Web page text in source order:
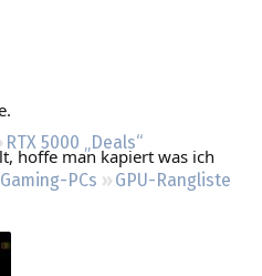
RTX 5000 „Deals“
PCs
GPU-Rangliste
hoffe man kapiert was ich